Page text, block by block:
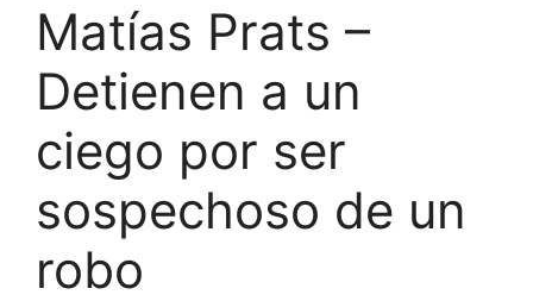
Matías Prats –
Detienen a un
ciego por ser
sospechoso de un
robo